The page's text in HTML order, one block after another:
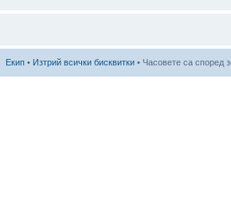
Екип • Изтрий всички бисквитки • Часовете са според